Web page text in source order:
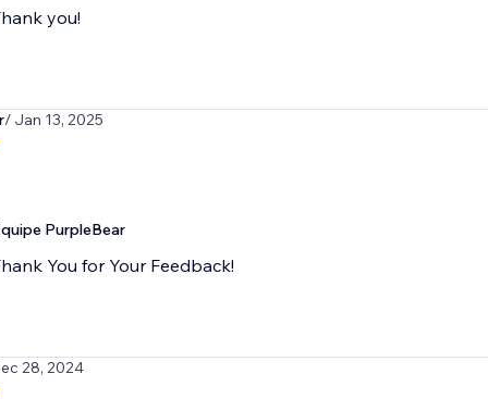
you!
/ Jan 13, 2025
PurpleBear
You for Your Feedback!
28, 2024